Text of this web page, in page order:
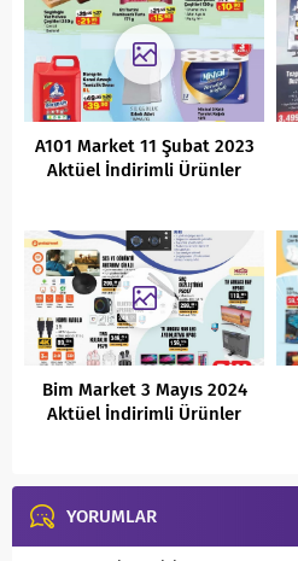
A101 Market 11 Şubat 2023
Aktüel İndirimli Ürünler
Bim Market 3 Mayıs 2024
Aktüel İndirimli Ürünler
YORUMLAR